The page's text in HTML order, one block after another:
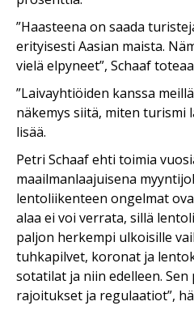
”Haasteena on saada
erityisesti Aasian maista.
vielä elpyneet”, Schaaf
”Laivayhtiöiden kanssa
näkemys siitä, miten turismi
lisää.
Petri Schaaf ehti toimia
maailmanlaajuisena
lentoliikenteen ongelmat
alaa ei voi verrata, sillä
paljon herkempi ulkoisille
tuhkapilvet, koronat ja
sotatilat ja niin edelleen.
rajoitukset ja regulaatiot”,